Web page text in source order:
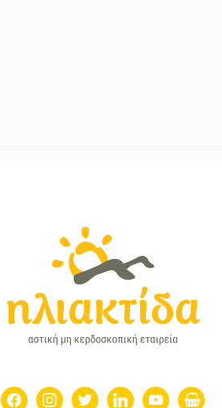
facebookinstagram
twitter linkedinyoutubeshopping-